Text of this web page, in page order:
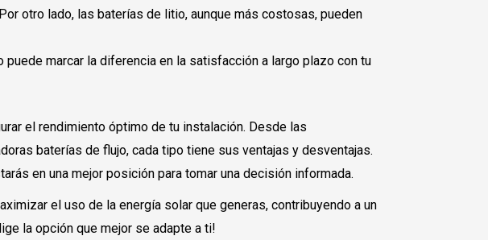
otro lado, las baterías de litio, aunque más costosas, pueden
puede marcar la diferencia en la satisfacción a largo plazo con tu
el rendimiento óptimo de tu instalación. Desde las
baterías de flujo, cada tipo tiene sus ventajas y desventajas.
en una mejor posición para tomar una decisión informada.
el uso de la energía solar que generas, contribuyendo a un
la opción que mejor se adapte a ti!